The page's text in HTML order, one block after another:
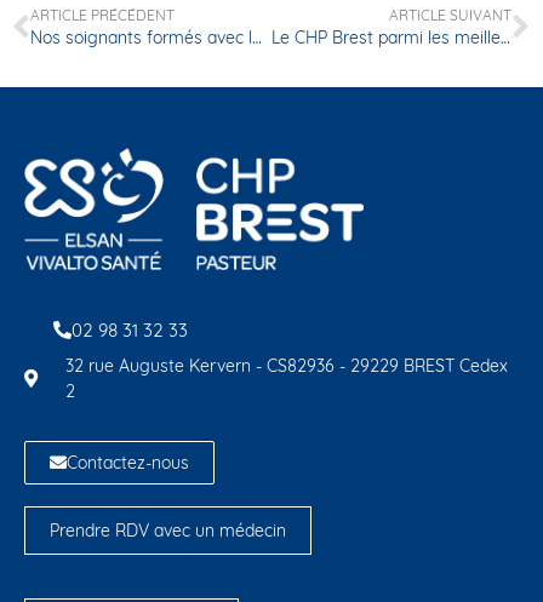
ARTICLE PRÉCÉDENT
Nos soignants formés avec la réalité virtuelle
ARTICLE SUIVANT
Le CHP Brest parmi les meilleurs hôpitaux privés de France dans le dernier palmarès du Point
02 98 31 32 33
32 rue Auguste Kervern - CS82936 - 29229 BREST Cedex
2
Contactez-nous
Prendre RDV avec un médecin